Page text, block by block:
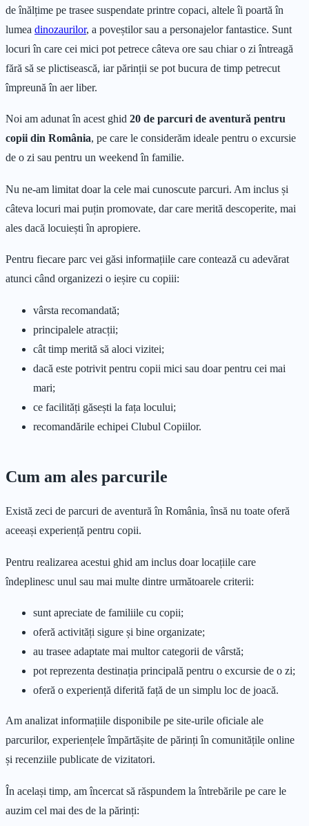
de înălțime pe trasee suspendate printre copaci, altele îi poartă în
lumea dinozaurilor, a poveștilor sau a personajelor fantastice. Sunt
locuri în care cei mici pot petrece câteva ore sau chiar o zi întreagă
fără să se plictisească, iar părinții se pot bucura de timp petrecut
împreună în aer liber.
Noi am adunat în acest ghid 20 de parcuri de aventură pentru
copii din România, pe care le considerăm ideale pentru o excursie
de o zi sau pentru un weekend în familie.
Nu ne-am limitat doar la cele mai cunoscute parcuri. Am inclus și
câteva locuri mai puțin promovate, dar care merită descoperite, mai
ales dacă locuiești în apropiere.
Pentru fiecare parc vei găsi informațiile care contează cu adevărat
atunci când organizezi o ieșire cu copiii:
vârsta recomandată;
principalele atracții;
cât timp merită să aloci vizitei;
dacă este potrivit pentru copii mici sau doar pentru cei mai
mari;
ce facilități găsești la fața locului;
recomandările echipei Clubul Copiilor.
Cum am ales parcurile
Există zeci de parcuri de aventură în România, însă nu toate oferă
aceeași experiență pentru copii.
Pentru realizarea acestui ghid am inclus doar locațiile care
îndeplinesc unul sau mai multe dintre următoarele criterii:
sunt apreciate de familiile cu copii;
oferă activități sigure și bine organizate;
au trasee adaptate mai multor categorii de vârstă;
pot reprezenta destinația principală pentru o excursie de o zi;
oferă o experiență diferită față de un simplu loc de joacă.
Am analizat informațiile disponibile pe site-urile oficiale ale
parcurilor, experiențele împărtășite de părinți în comunitățile online
și recenziile publicate de vizitatori.
În același timp, am încercat să răspundem la întrebările pe care le
auzim cel mai des de la părinți: